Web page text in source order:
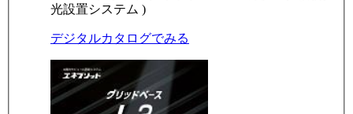
光設置システム )
デジタルカタログでみる